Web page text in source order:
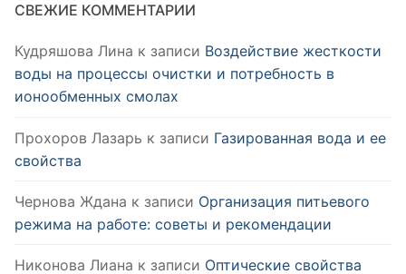
СВЕЖИЕ КОММЕНТАРИИ
Кудряшова Лина к записи Воздействие жесткости
воды на процессы очистки и потребность в
ионообменных смолах
Прохоров Лазарь к записи Газированная вода и ее
свойства
Чернова Ждана к записи Организация питьевого
режима на работе: советы и рекомендации
Никонова Лиана к записи Оптические свойства